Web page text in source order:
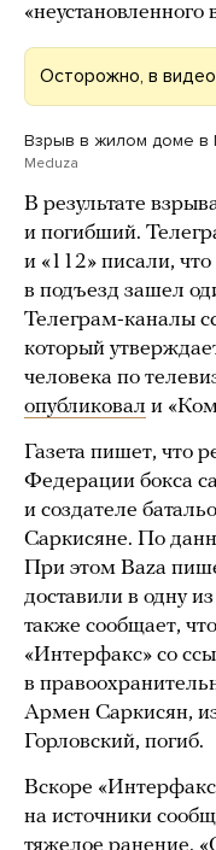
«неустановленного
Осторожно, в
Взрыв в жилом доме в
Meduza
В результате
и погибший.
и «112» писали,
в подъезд зашел
Телеграм-каналы
который
человека по
опубликовал и
Газета пишет, что
Федерации бокса
и создателе
Саркисяне. По
При этом Baza
доставили в одну
также сообщает,
«Интерфакс» со
в
Армен Саркисян,
Горловский, погиб.
Вскоре
на источники